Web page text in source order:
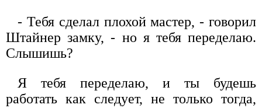
- Тебя сделал плохой мастер, - говорил
Штайнер замку, - но я тебя переделаю.
Слышишь?
Я тебя переделаю, и ты будешь
работать как следует, не только тогда,